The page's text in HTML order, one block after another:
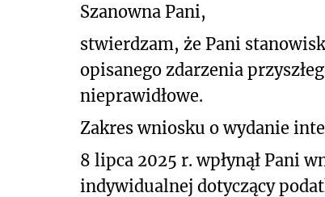
Szanowna Pani,
stwierdzam, że Pani
opisanego zdarzenia
nieprawidłowe.
Zakres wniosku o wydanie
8 lipca 2025 r. wpłynął Pani
indywidualnej dotyczący